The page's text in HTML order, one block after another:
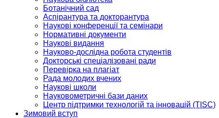
Ботанічний сад
Аспірантура та докторантура
Наукові конференції та семінари
Нормативні документи
Наукові видання
Науково-дослідна робота студентів
Докторські спеціалізовані ради
Перевірка на плагіат
Рада молодих вчених
Наукові школи
Науковометричні бази даних
Центр підтримки технологій та інновацій (TISC)
Зимовий вступ